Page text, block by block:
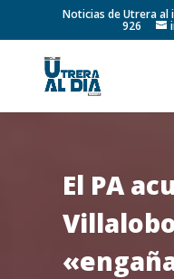
Noticias de Utrera al
926
El PA